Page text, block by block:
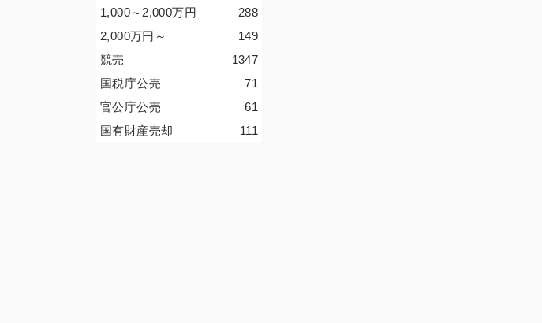
288
1,000～2,000万円
149
2,000万円 ～
1347
競売
71
国税庁公売
61
官公庁公売
111
国有財産売却